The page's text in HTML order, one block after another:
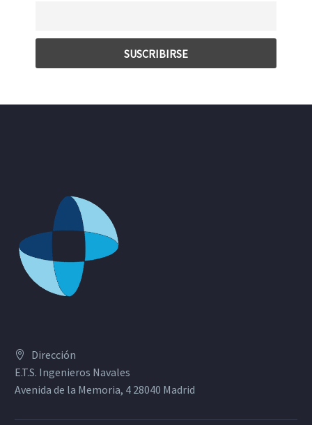
Dirección
E.T.S. Ingenieros Navales
Avenida de la Memoria, 4 28040 Madrid